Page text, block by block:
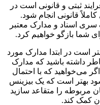
ثبتی و قانونی است در
قانونی انجام شود.
سری اسناد و مدارک معتبر
شما بازگو خواهیم کرد.
است در ابتدا مدارک مورد
داشته باشید که مدارک
می‌خواهید که با احتمال
بهتر است که یک بیزینس
مربوطه را متقاعد سازید
کمک کند.